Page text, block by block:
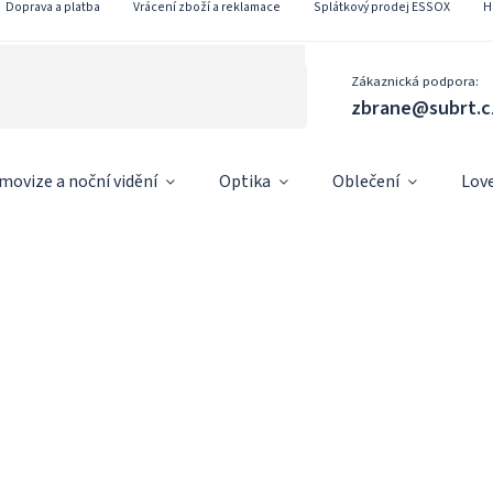
Doprava a platba Vrácení zboží a reklamace Splátkový prodej ESSOX
Zákaznická podpora:
a noční vidění Optika Oblečení